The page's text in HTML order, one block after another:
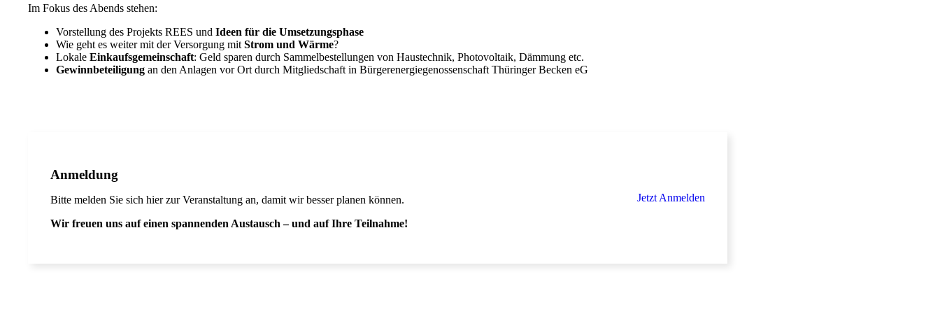
Im Fokus des Abends stehen:
Vorstellung des Projekts REES und Ideen für die Umsetzungsphase
Wie geht es weiter mit der Versorgung mit Strom und Wärme?
Lokale Einkaufsgemeinschaft: Geld sparen durch Sammelbestellungen von Haustechnik, Photovoltaik, Dämmung etc.
Gewinnbeteiligung an den Anlagen vor Ort durch Mitgliedschaft in Bürgerenergiegenossenschaft Thüringer Becken eG
Anmeldung
Bitte melden Sie sich hier zur Veranstaltung an, damit wir besser planen können.
Wir freuen uns auf einen spannenden Austausch – und auf Ihre Teilnahme!
Jetzt Anmelden